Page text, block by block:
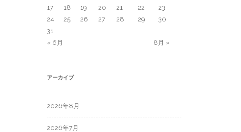
« 6月 8月 »
17
18 19 20 21 22
23
24
25 26 27 28 29
30
31
アーカイブ
2026年8月
2026年7月